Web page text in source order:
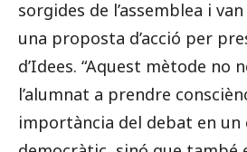
sorgides de l’assemblea i
una proposta d’acció per
d’Idees. “Aquest mètode no
l’alumnat a prendre
importància del debat en un